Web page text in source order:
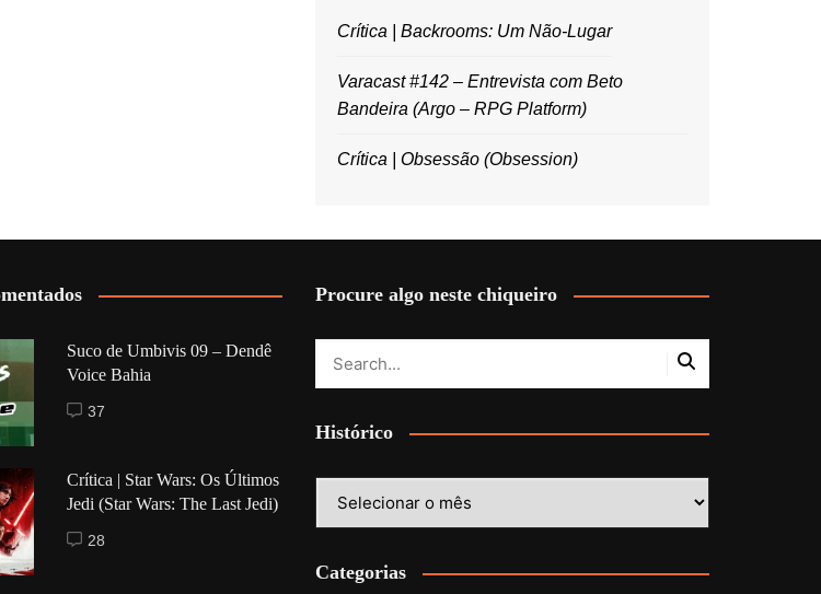
Crítica | Backrooms: Um Não-Lugar
Varacast #142 – Entrevista com Beto
Bandeira (Argo – RPG Platform)
Crítica | Obsessão (Obsession)
Suco de Umbivis 09 – Dendê
Voice Bahia
37
Crítica | Star Wars: Os Últimos
Jedi (Star Wars: The Last Jedi)
28
Procure algo neste chiqueiro
Histórico
Categorias